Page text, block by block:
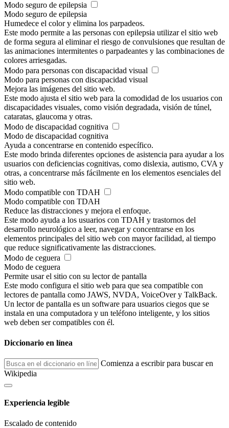
Modo seguro de epilepsia
Modo seguro de epilepsia
Humedece el color y elimina los parpadeos.
Este modo permite a las personas con epilepsia utilizar el sitio web
de forma segura al eliminar el riesgo de convulsiones que resultan de
las animaciones intermitentes o parpadeantes y las combinaciones de
colores arriesgadas.
Modo para personas con discapacidad visual
Modo para personas con discapacidad visual
Mejora las imágenes del sitio web.
Este modo ajusta el sitio web para la comodidad de los usuarios con
discapacidades visuales, como visión degradada, visión de túnel,
cataratas, glaucoma y otras.
Modo de discapacidad cognitiva
Modo de discapacidad cognitiva
Ayuda a concentrarse en contenido específico.
Este modo brinda diferentes opciones de asistencia para ayudar a los
usuarios con deficiencias cognitivas, como dislexia, autismo, CVA y
otras, a concentrarse más fácilmente en los elementos esenciales del
sitio web.
Modo compatible con TDAH
Modo compatible con TDAH
Reduce las distracciones y mejora el enfoque.
Este modo ayuda a los usuarios con TDAH y trastornos del
desarrollo neurológico a leer, navegar y concentrarse en los
elementos principales del sitio web con mayor facilidad, al tiempo
que reduce significativamente las distracciones.
Modo de ceguera
Modo de ceguera
Permite usar el sitio con su lector de pantalla
Este modo configura el sitio web para que sea compatible con
lectores de pantalla como JAWS, NVDA, VoiceOver y TalkBack.
Un lector de pantalla es un software para usuarios ciegos que se
instala en una computadora y un teléfono inteligente, y los sitios
web deben ser compatibles con él.
Diccionario en línea
Comienza a escribir para buscar en
Wikipedia
Experiencia legible
Escalado de contenido